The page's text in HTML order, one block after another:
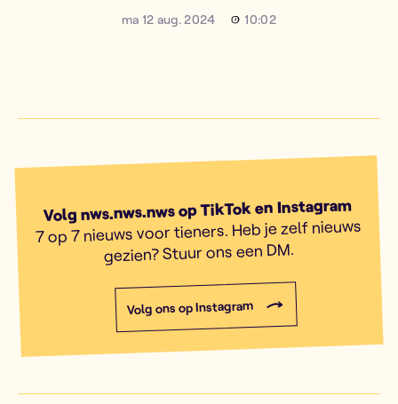
ma 12 aug. 2024 10:02
Volg nws.nws.nws op TikTok en Instagram
7 op 7 nieuws voor tieners. Heb je zelf nieuws
gezien? Stuur ons een DM.
Volg ons op Instagram